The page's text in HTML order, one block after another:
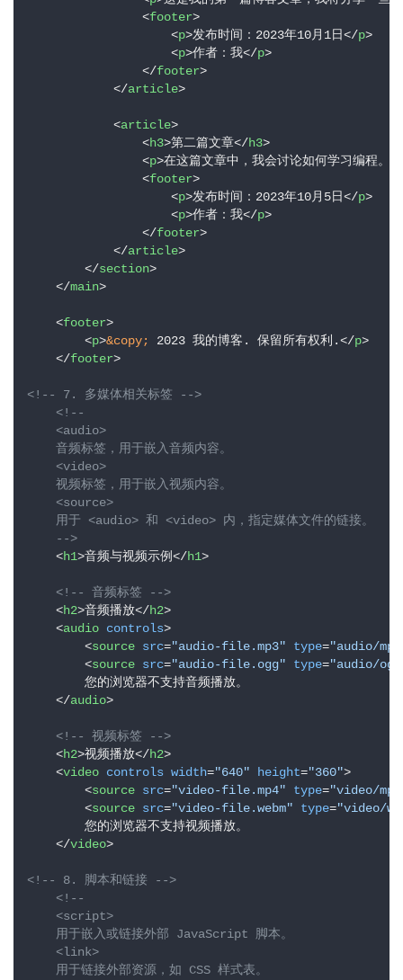
<footer>
<p>发布时间：2023年10月1日</p>
<p>作者：我</p>
</footer>
</article>
<article>
<h3>第二篇文章</h3>
<p>在这篇文章中，我会讨论如何学习编程。
<footer>
<p>发布时间：2023年10月5日</p>
<p>作者：我</p>
</footer>
</article>
</section>
</main>
<footer>
<p>&copy; 2023 我的博客. 保留所有权利.</p>
</footer>
<!-- 7. 多媒体相关标签 -->
<!--
    <audio>
    音频标签，用于嵌入音频内容。
    <video>
    视频标签，用于嵌入视频内容。
    <source>
    用于 <audio> 和 <video> 内，指定媒体文件的链接。
    -->
<h1>音频与视频示例</h1>
<!-- 音频标签 -->
<h2>音频播放</h2>
<audio controls>
<source src="audio-file.mp3" type="audio/
<source src="audio-file.ogg" type="audio/
        您的浏览器不支持音频播放。
</audio>
<!-- 视频标签 -->
<h2>视频播放</h2>
<video controls width="640" height="360">
<source src="video-file.mp4" type="video/
<source src="video-file.webm" type="video/
        您的浏览器不支持视频播放。
</video>
<!-- 8. 脚本和链接 -->
<!--
    <script>
    用于嵌入或链接外部 JavaScript 脚本。
    <link>
    用于链接外部资源，如 CSS 样式表。